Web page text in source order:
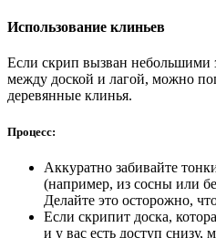
Использование клиньев
Если скрип вызван небольшими
между доской и лагой, можно
деревянные клинья.
Процесс:
Аккуратно забивайте
(например, из сосны или
Делайте это осторожно,
Если скрипит доска,
и у вас есть доступ